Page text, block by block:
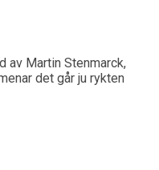
av Martin Stenmarck,
det går ju rykten